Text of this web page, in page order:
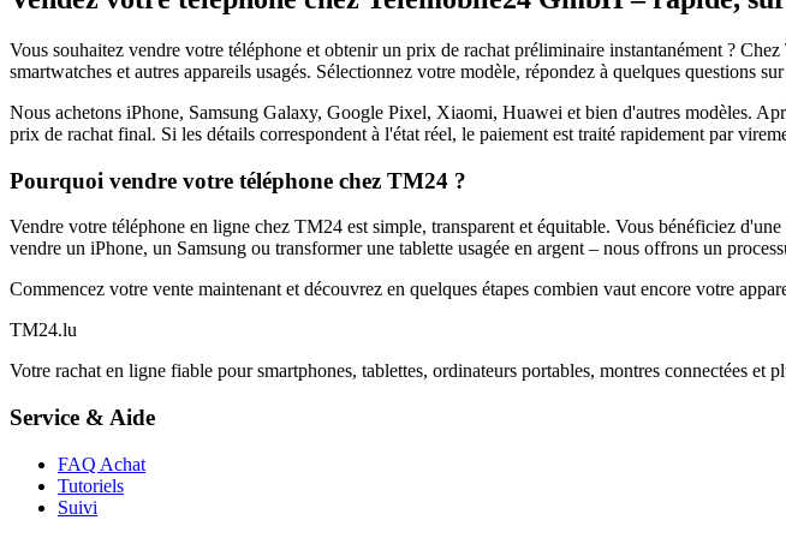
Vous souhaitez vendre votre téléphone et obtenir un prix de rachat préliminaire instantanément ?
smartwatches et autres appareils usagés. Sélectionnez votre modèle, répondez à quelques questions
Nous achetons iPhone, Samsung Galaxy, Google Pixel, Xiaomi, Huawei et bien d'autres modèles.
prix de rachat final. Si les détails correspondent à l'état réel, le paiement est traité rapidement par
Pourquoi vendre votre téléphone chez TM24 ?
Vendre votre téléphone en ligne chez TM24 est simple, transparent et équitable. Vous bénéficiez
vendre un iPhone, un Samsung ou transformer une tablette usagée en argent – nous offrons un
Commencez votre vente maintenant et découvrez en quelques étapes combien vaut encore votre
TM24.lu
Votre rachat en ligne fiable pour smartphones, tablettes, ordinateurs portables, montres connectées et
Service & Aide
FAQ Achat
Tutoriels
Suivi